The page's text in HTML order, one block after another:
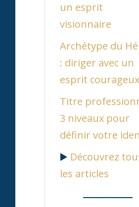
un esprit
visionnaire
Archétype du
: diriger avec un
esprit courageux
Titre
3 niveaux pour
définir votre
▶️ Découvrez
les articles